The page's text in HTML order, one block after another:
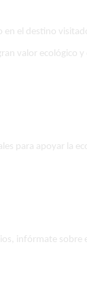
el destino
valor ecológico
para apoyar la
infórmate